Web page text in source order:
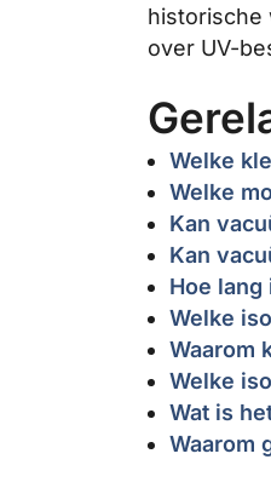
historische
over UV-
Welke
Welke
Kan
Kan
Hoe
Welke
Waarom
Welke
Wat is
Waarom